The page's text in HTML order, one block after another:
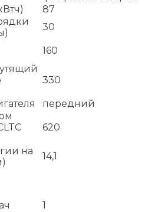
87
30
160
330
передний
620
на
14,1
1